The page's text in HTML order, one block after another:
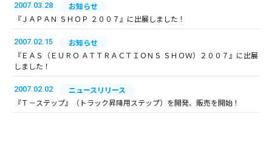
2007.03.28
お知らせ
『ＪＡＰＡＮ ＳＨＯＰ ２００７』に出展しました！
2007.02.15
お知らせ
『ＥＡＳ（ＥＵＲＯ ＡＴＴＲＡＣＴＩＯＮＳ ＳＨＯＷ）２００７』に出展
しました！
2007.02.02
ニュースリリース
『Ｔ－ステップ』（トラック昇降用ステップ）を開発、販売を開始！